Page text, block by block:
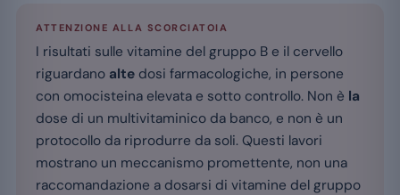
ATTENZIONE ALLA SCORCIATOIA
I risultati sulle vitamine del gruppo B e il cervello
riguardano alte dosi farmacologiche, in persone
con omocisteina elevata e sotto controllo. Non è la
dose di un multivitaminico da banco, e non è un
protocollo da riprodurre da soli. Questi lavori
mostrano un meccanismo promettente, non una
raccomandazione a dosarsi di vitamine del gruppo